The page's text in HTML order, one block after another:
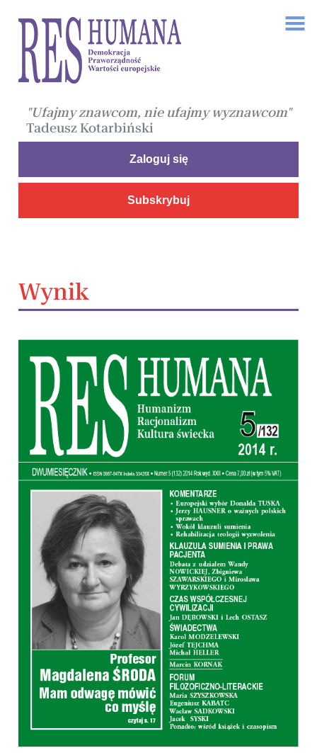
"Ufajmy znawcom, nie ufajmy wyznawcom"
Tadeusz Kotarbiński
Zaloguj się
Subskrybuj
Wynik